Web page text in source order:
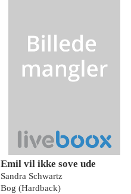
Emil vil ikke sove ude
Sandra Schwartz
Bog (Hardback)